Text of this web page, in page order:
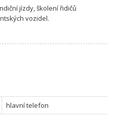
jízdy, školení řidičů
vozidel.
hlavní telefon